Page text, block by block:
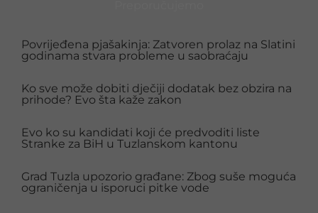
Povrijeđena pjašakinja: Zatvoren prolaz na Slatini
godinama stvara probleme u saobraćaju
Ko sve može dobiti dječiji dodatak bez obzira na
prihode? Evo šta kaže zakon
Evo ko su kandidati koji će predvoditi liste
Stranke za BiH u Tuzlanskom kantonu
Grad Tuzla upozorio građane: Zbog suše moguća
ograničenja u isporuci pitke vode